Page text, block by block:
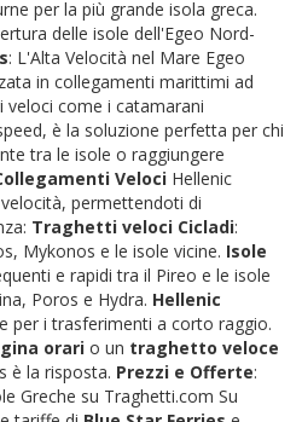
per la più grande isola greca.
delle isole dell'Egeo Nord-
: L'Alta Velocità nel Mare Egeo
in collegamenti marittimi ad
veloci come i catamarani
è la soluzione perfetta per chi
tra le isole o raggiungere
Veloci Hellenic
permettendoti di
Traghetti veloci Cicladi:
Mykonos e le isole vicine. Isole
e rapidi tra il Pireo e le isole
Poros e Hydra. Hellenic
per i trasferimenti a corto raggio.
orari o un traghetto veloce
è la risposta. Prezzi e Offerte:
Greche su Traghetti.com Su